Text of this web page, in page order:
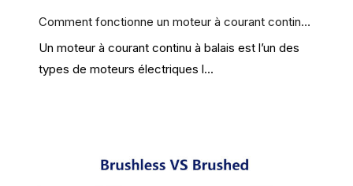
Comment fonctionne un moteur à courant continu à balais ?
Un moteur à courant continu à balais est l’un des
types de moteurs électriques l...